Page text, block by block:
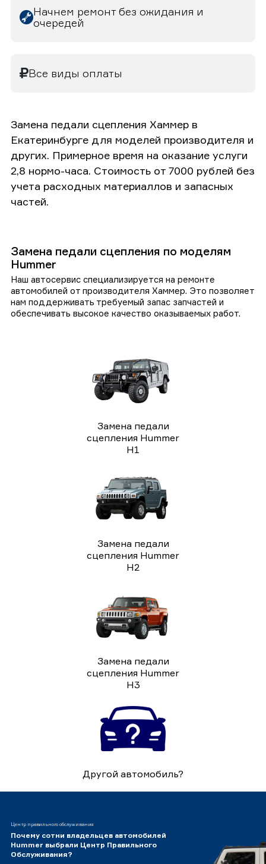
Начнем ремонт без ожидания и
очередей
Все виды оплаты
Замена педали сцепления Хаммер в
Екатеринбурге для моделей производителя и
других. Примерное время на оказание услуги
2,8 нормо-часа. Стоимость от 7000 рублей без
учета расходных материаллов и запасных
частей.
Замена педали сцепления по моделям
Hummer
Наш автосервис специализируется на ремонте
автомобилей от производителя Хаммер. Это позволяет
нам поддерживать требуемый запас запчастей и
обеспечивать высокое качество оказываемых работ.
Замена педали
сцепления Hummer
H1
Замена педали
сцепления Hummer
H2
Замена педали
сцепления Hummer
H3
Другой автомобиль?
Центр правильного обслуживания
Почему сотни владельцев автомобилей
Hummer выбрали Центр Правильного
Обслуживания?